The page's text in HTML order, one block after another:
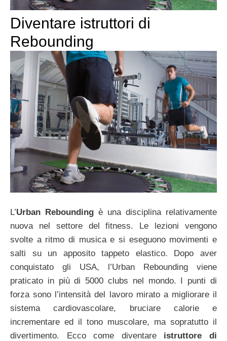
Diventare istruttori di
Rebounding
L’Urban Rebounding è una disciplina relativamente
nuova nel settore del fitness. Le lezioni vengono
svolte a ritmo di musica e si eseguono movimenti e
salti su un apposito tappeto elastico. Dopo aver
conquistato gli USA, l’Urban Rebounding viene
praticato in più di 5000 clubs nel mondo. I punti di
forza sono l’intensità del lavoro mirato a migliorare il
sistema cardiovascolare, bruciare calorie e
incrementare ed il tono muscolare, ma sopratutto il
divertimento. Ecco come diventareistruttore di